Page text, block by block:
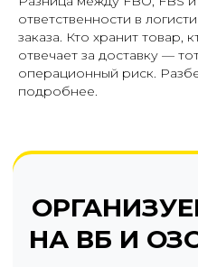
ответственности в
заказа. Кто хранит товар,
отвечает за доставку —
операционный риск.
подробнее.
ЗАКАЗАТЬ ОБРАТНЫЙ
+7 (961) 526-